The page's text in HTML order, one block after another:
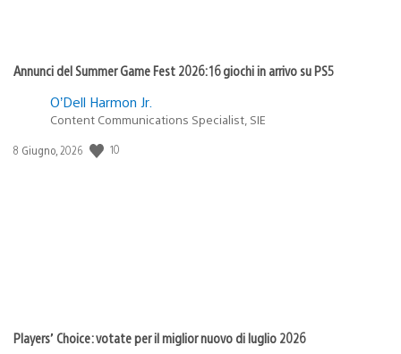
Annunci del Summer Game Fest 2026: 16 giochi in arrivo su PS5
O’Dell Harmon Jr.
Content Communications Specialist, SIE
Data
8 Giugno, 2026 10
Players’ Choice: votate per il miglior nuovo di luglio 2026